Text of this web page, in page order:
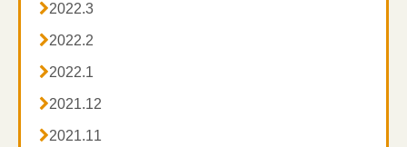
2022.3
2022.2
2022.1
2021.12
2021.11